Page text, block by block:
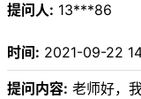
提问人: 13***86
时间: 2021-09-22
提问内容: 老师好，